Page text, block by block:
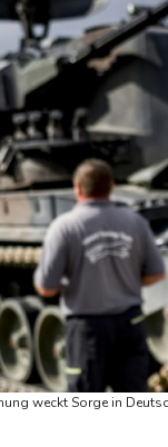
weckt Sorge in